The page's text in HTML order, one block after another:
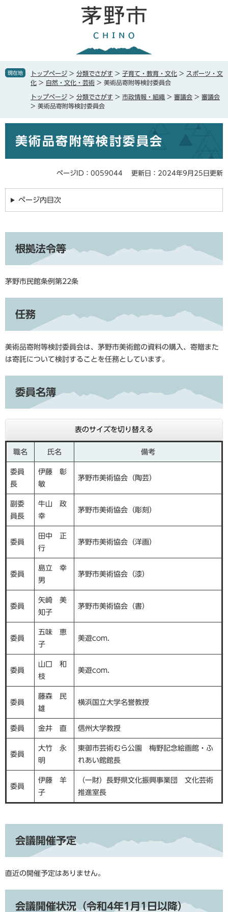
で
ば
へ
現在地 トップページ > 分類でさがす > 子育て・教育・文化 > スポーツ・文
化 > 自然・文化・芸術 > 美術品寄附等検討委員会
トップページ > 分類でさがす > 市政情報・組織 > 審議会 > 審議会
> 美術品寄附等検討委員会
美術品寄附等検討委員会
ページID：0059044 更新日：2024年9月25日更新
ページ内目次
根拠法令等
茅野市民館条例第22条
任務
美術品寄附等検討委員会は、茅野市美術館の資料の購入、寄贈また
は寄託について検討することを任務としています。
委員名簿
表のサイズを切り替える
職名 氏名 備考
委員
長
伊藤 彰
敏
茅野市美術協会（陶芸）
副委
員長
牛山 政
幸
茅野市美術協会（彫刻）
委員
田中 正
行
茅野市美術協会（洋画）
委員
島立 幸
男
茅野市美術協会（漆）
委員
矢崎 美
知子
茅野市美術協会（書）
委員
五味 恵
子
美遊com．
委員
山口 和
枝
美遊com．
委員
藤森 民
雄
横浜国立大学名誉教授
委員 金井 直 信州大学教授
委員
大竹 永
明
東御市芸術むら公園 梅野記念絵画館・ふ
れあい館館長
委員
伊藤 羊
子
（一財）長野県文化振興事業団 文化芸術
推進室長
会議開催予定
直近の開催予定はありません。
会議開催状況（令和4年1月1日以降）